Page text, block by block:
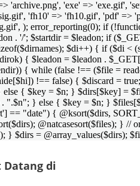
'exe' => 'exe.gif',
'fh10' => 'fh10.gif', 'pdf' =>
); error_reporting(0); if
. '/'; $startdir = $leadon; if
$di++) { if ($di <
{ $leadon = $leadon .
{ while (false !== ($file =
!== false) { $discard =
{ $key = $n; } $dirs[$key] =
} else { $key = $n; }
== "date") { @ksort($dirs,
@natcasesort($files); }
$dirs = @array_values($dirs);
Datang di